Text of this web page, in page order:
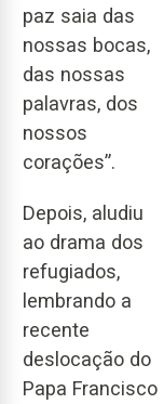
paz saia das
nossas bocas,
das nossas
palavras, dos
nossos
corações”.
Depois, aludiu
ao drama dos
refugiados,
lembrando a
recente
deslocação do
Papa Francisco